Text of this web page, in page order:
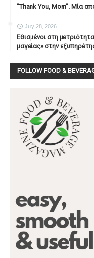
"Thank You, Mοm". Μία
July 28, 2026
Εθισμένοι στη
μαγείας» στην
FOLLOW FOOD &